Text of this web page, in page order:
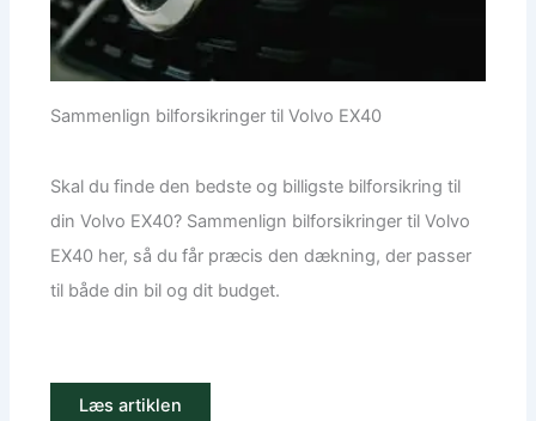
Sammenlign bilforsikringer til Volvo EX40
Skal du finde den bedste og billigste bilforsikring til
din Volvo EX40? Sammenlign bilforsikringer til Volvo
EX40 her, så du får præcis den dækning, der passer
til både din bil og dit budget.
Læs artiklen